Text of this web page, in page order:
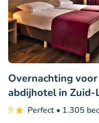
Overnachting
abdijhotel in Zuid-
9 Perfect • 1.305